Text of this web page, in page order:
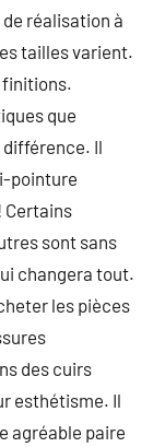
réalisation à
tailles varient.
finitions.
que
différence. Il
pointure
Certains
sont sans
changera tout.
les pièces
des cuirs
esthétisme. Il
agréable paire